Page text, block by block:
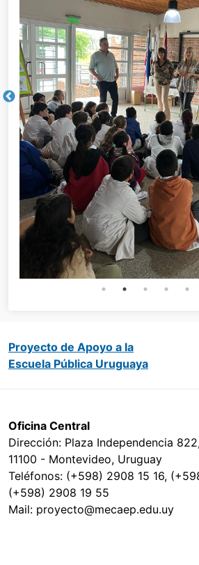
Proyecto de Apoyo a la
Escuela Pública Uruguaya
Oficina Central
Dirección: Plaza Independencia
11100 - Montevideo, Uruguay
Teléfonos: (+598) 2908 15 16,
(+598) 2908 19 55
Mail: proyecto@mecaep.edu.uy